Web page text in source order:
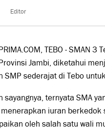
Editor
TEBO - SMAN
Jambi, diketahui
SMP sederajat di Tebo
sayangnya, ternyata SMA
iuran berkedok
oleh salah satu wali